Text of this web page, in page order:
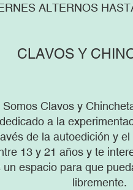
ALTERNOS
CLAVOS Y
Somos Clavos y
dedicado a la
de la autoedición y
13 y 21 años y te
un espacio para que
libremente.